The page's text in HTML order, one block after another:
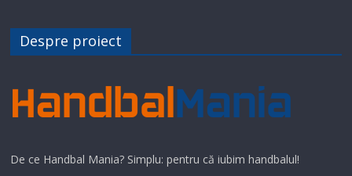
Despre proiect
De ce Handbal Mania? Simplu: pentru că iubim handbalul!